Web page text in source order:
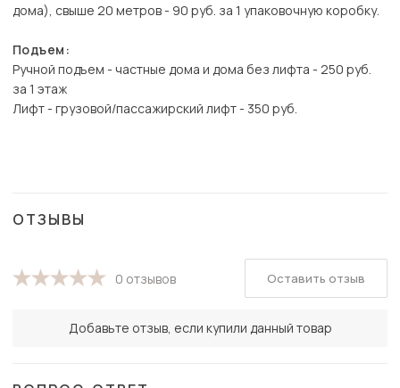
дома), свыше 20 метров - 90 руб. за 1 упаковочную коробку.
Подъем:
Ручной подъем - частные дома и дома без лифта - 250 руб.
за 1 этаж
Лифт - грузовой/пассажирский лифт - 350 руб.
ОТЗЫВЫ
0 отзывов
Добавьте отзыв, если купили данный товар
Оставить отзыв